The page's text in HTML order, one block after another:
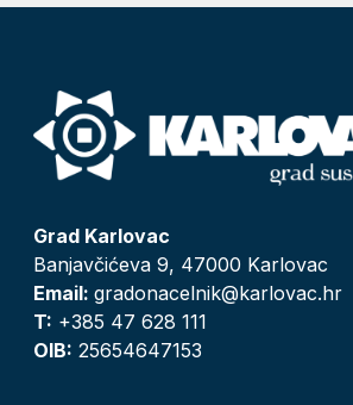
Grad Karlovac
Banjavčićeva 9, 47000 Karlovac
Email: gradonacelnik@karlovac.hr
T: +385 47 628 111
OIB: 25654647153